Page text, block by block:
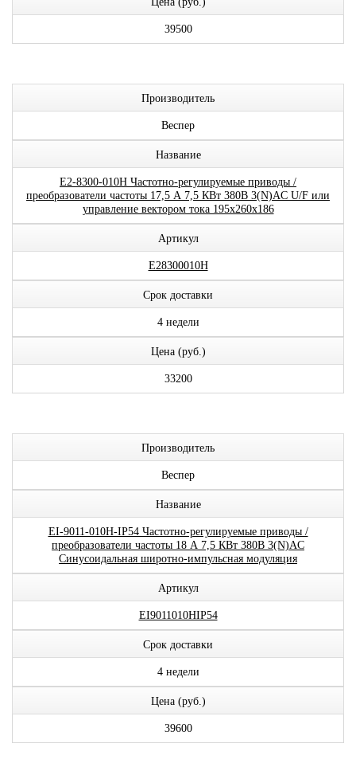
39500
Производитель
Веспер
Название
E2-8300-010H Частотно-регулируемые приводы /
преобразователи частоты 17,5 А 7,5 КВт 380В 3(N)AC U/F или
управление вектором тока 195x260x186
Артикул
E28300010H
Срок доставки
4 недели
Цена (руб.)
33200
Производитель
Веспер
Название
EI-9011-010H-IP54 Частотно-регулируемые приводы /
преобразователи частоты 18 А 7,5 КВт 380В 3(N)AC
Синусоидальная широтно-импульсная модуляция
Артикул
EI9011010HIP54
Срок доставки
4 недели
Цена (руб.)
39600